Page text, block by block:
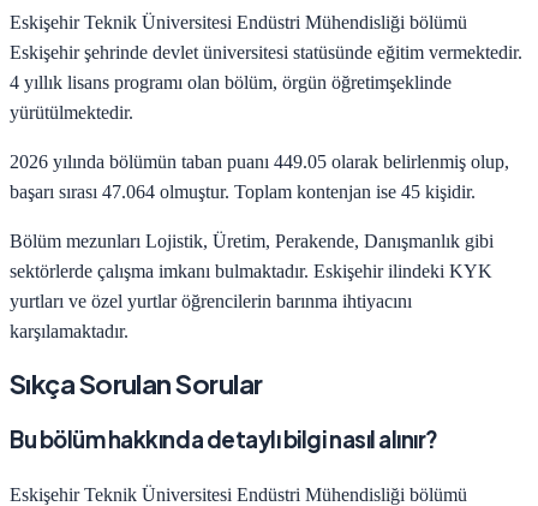
Eskişehir Teknik Üniversitesi Endüstri Mühendisliği bölümü
Eskişehirşehrinde devlet üniversitesi statüsünde eğitim vermektedir.
4 yıllık lisans programı olan bölüm, örgün öğretimşeklinde
yürütülmektedir.
2026 yılında bölümün taban puanı 449.05 olarak belirlenmiş olup,
başarı sırası 47.064 olmuştur. Toplam kontenjan ise 45 kişidir.
Bölüm mezunları Lojistik, Üretim, Perakende, Danışmanlık gibi
sektörlerde çalışma imkanı bulmaktadır. Eskişehirilindeki KYK
yurtları ve özel yurtlar öğrencilerin barınma ihtiyacını
karşılamaktadır.
Sıkça Sorulan Sorular
Bu bölüm hakkında detaylı bilgi nasıl alınır?
Eskişehir Teknik Üniversitesi Endüstri Mühendisliği bölümü